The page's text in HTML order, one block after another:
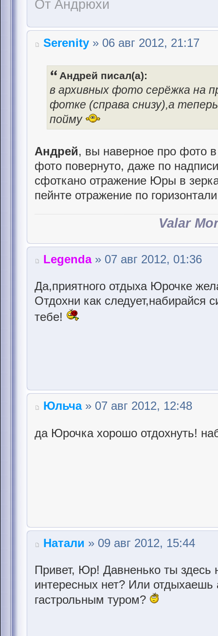
От Андрюхи
Serenity » 06 авг 2012, 21:17
Андрей писал(а):
в архивных фото серёжка на
фотке (справа снизу),а
пойму
Андрей, вы наверное про фото
фото повернуто, даже по
сфоткано отражение Юры в
пейнте отражение по
Valar
Legenda» 07 авг 2012, 01:36
Да,приятного отдыха Юрочке
Отдохни как следует,набирайся
тебе!
Юльча» 07 авг 2012, 12:48
да Юрочка хорошо отдохнуть!
Натали » 09 авг 2012, 15:44
Привет, Юр! Давненько ты здесь
интересных нет? Или
гастрольным туром?